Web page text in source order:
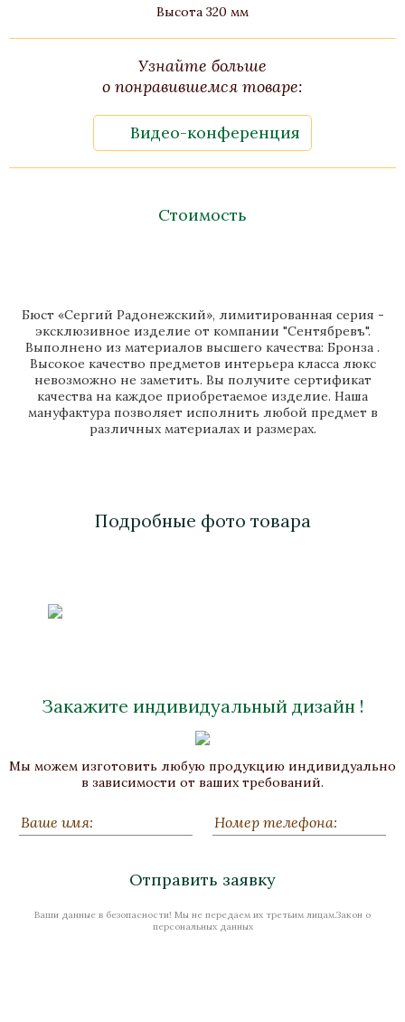
Высота 320 мм
Узнайте больше
о понравившемся товаре:
Видео-конференция
Стоимость
Бюст «Сергий Радонежский», лимитированная серия -
эксклюзивное изделие от компании "Сентябревъ".
Выполнено из материалов высшего качества: Бронза .
Высокое качество предметов интерьера класса люкс
невозможно не заметить. Вы получите сертификат
качества на каждое приобретаемое изделие. Наша
мануфактура позволяет исполнить любой предмет в
различных материалах и размерах.
Подробные фото товара
Закажите индивидуальный дизайн !
Мы можем изготовить любую продукцию индивидуально
в зависимости от ваших требований.
Отправить заявку
Ваши данные в безопасности! Мы не передаем их третьим лицам.Закон о
персональных данных